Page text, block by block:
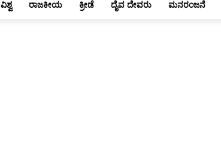
ವಿಶ್ವ ರಾಜಕೀಯ ಕ್ರೀಡೆ ದೈವ ದೇವರು ಮನರಂಜನೆ